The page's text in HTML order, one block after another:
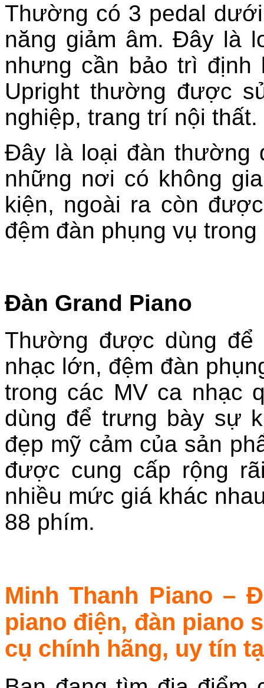
Thường có 3 pedal
năng giảm âm. Đây là
nhưng cần bảo trì định
Upright thường được
nghiệp, trang trí nội
Đây là loại đàn thường
những nơi có không
kiện, ngoài ra còn
đệm đàn phụng vụ
Đàn Grand Piano
Thường được dùng để
nhạc lớn, đệm đàn
trong các MV ca nhạc
dùng để trưng bày sự
đẹp mỹ cảm của sản
được cung cấp rộng
nhiều mức giá khác
88 phím.
Minh Thanh Piano –
piano điện, đàn piano
cụ chính hãng, uy tín